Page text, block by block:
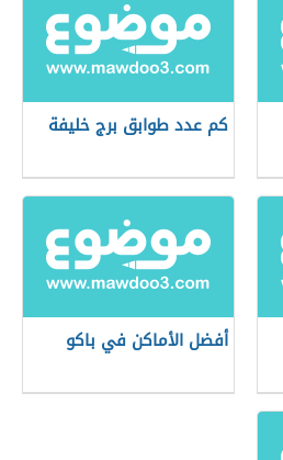
كم عدد طوابق برج خليفة
أفضل الأماكن في باكو